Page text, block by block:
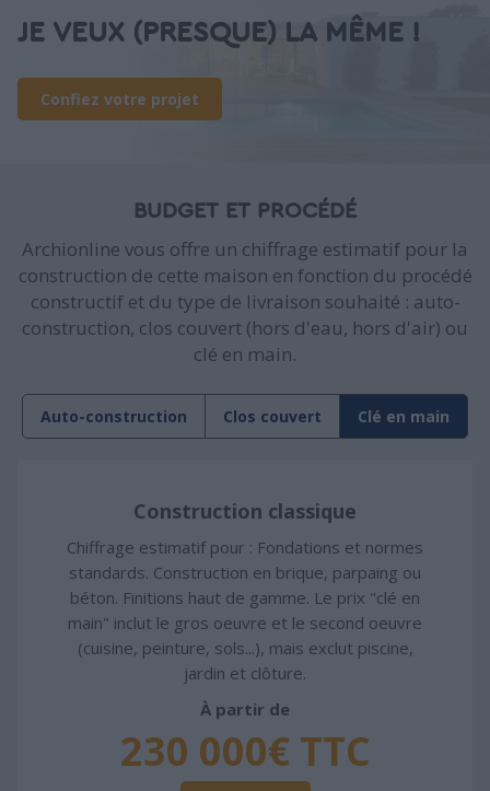
JE VEUX (PRESQUE) LA MÊME !
Confiez votre projet
BUDGET ET PROCÉDÉ
Archionline vous offre un chiffrage estimatif pour la
construction de cette maison en fonction du procédé
constructif et du type de livraison souhaité : auto-
construction, clos couvert (hors d'eau, hors d'air) ou
clé en main.
Auto-construction Clos couvert Clé en main
Construction classique
Chiffrage estimatif pour : Fondations et normes
standards. Construction en brique, parpaing ou
béton. Finitions haut de gamme. Le prix "clé en
main" inclut le gros oeuvre et le second oeuvre
(cuisine, peinture, sols...), mais exclut piscine,
jardin et clôture.
À partir de
230 000€ TTC